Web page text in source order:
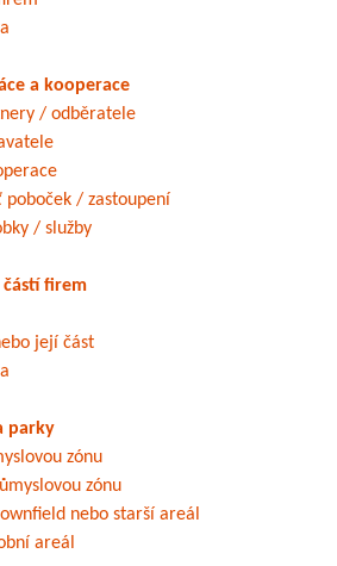
a kooperace
/ odběratele
/ zastoupení
/ služby
firem
její část
parky
zónu
zónu
nebo starší areál
areál